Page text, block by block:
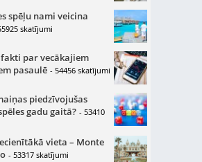
spēļu nami veicina
skatījumi
par vecākajiem
pasaulē - 54456 skatījumi
piedzīvojušas
gadu gaitā? - 53410
vieta – Monte
- 53317 skatījumi